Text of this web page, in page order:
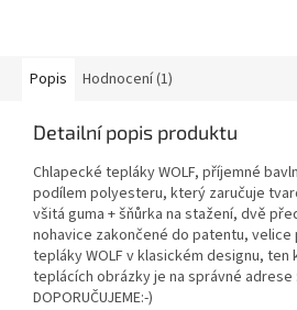
Popis Hodnocení (1)
Detailní popis produktu
Chlapecké tepláky WOLF, příjemné
podílem polyesteru, který zaručuje
všitá guma + šňůrka na stažení, dvě
nohavice zakončené do patentu,
tepláky WOLF v klasickém designu, ten
teplácích obrázky je na správné
DOPORUČUJEME:-)